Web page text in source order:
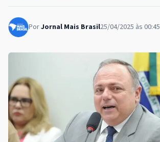
PorJornal Mais Brasil25/04/2025 às 00:45